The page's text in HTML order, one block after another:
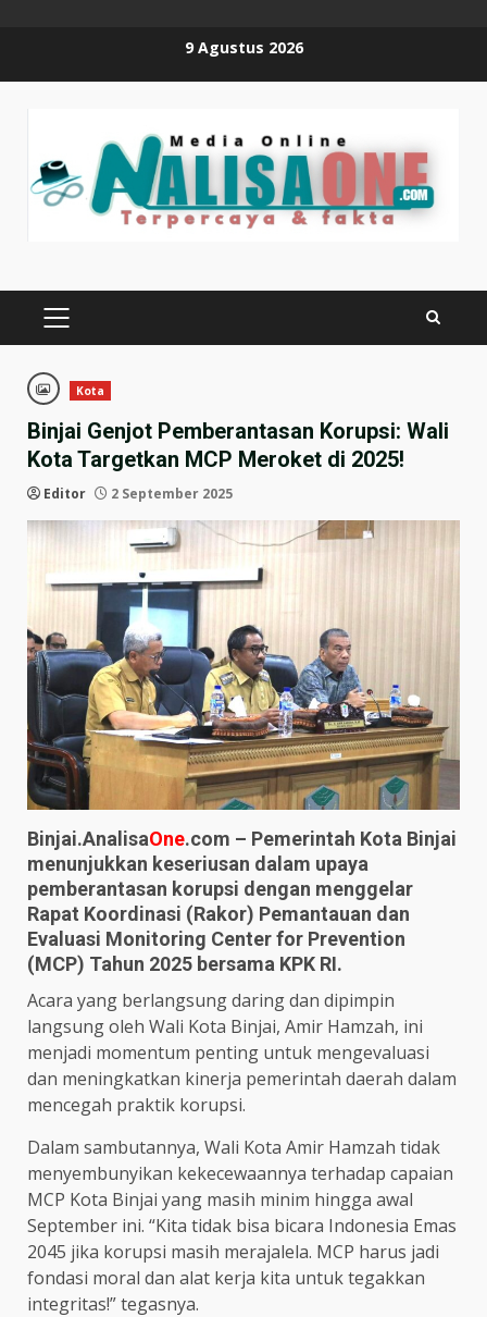
9 Agustus 2026
PRIMARY
Kota
Binjai Genjot Pemberantasan Korupsi: Wali
Kota Targetkan MCP Meroket di 2025!
Editor 2 September 2025
Binjai.AnalisaOne.com – Pemerintah Kota Binjai
menunjukkan keseriusan dalam upaya
pemberantasan korupsi dengan menggelar
Rapat Koordinasi (Rakor) Pemantauan dan
Evaluasi Monitoring Center for Prevention
(MCP) Tahun 2025 bersama KPK RI.
Acara yang berlangsung daring dan dipimpin
langsung oleh Wali Kota Binjai, Amir Hamzah, ini
menjadi momentum penting untuk mengevaluasi
dan meningkatkan kinerja pemerintah daerah dalam
mencegah praktik korupsi.
Dalam sambutannya, Wali Kota Amir Hamzah tidak
menyembunyikan kekecewaannya terhadap capaian
MCP Kota Binjai yang masih minim hingga awal
September ini. “Kita tidak bisa bicara Indonesia Emas
2045 jika korupsi masih merajalela. MCP harus jadi
fondasi moral dan alat kerja kita untuk tegakkan
integritas!” tegasnya.